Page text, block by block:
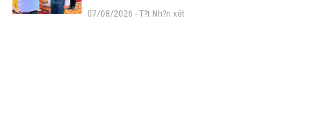
07/08/2026 - T?t Nh?n xét